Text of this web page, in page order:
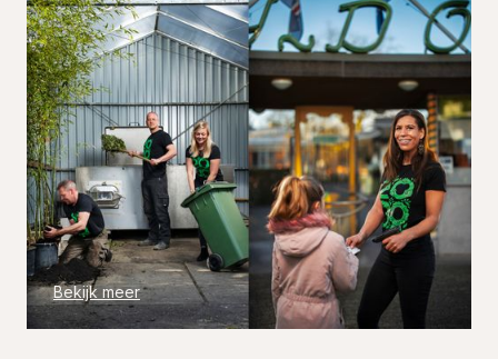
Bekijk meer